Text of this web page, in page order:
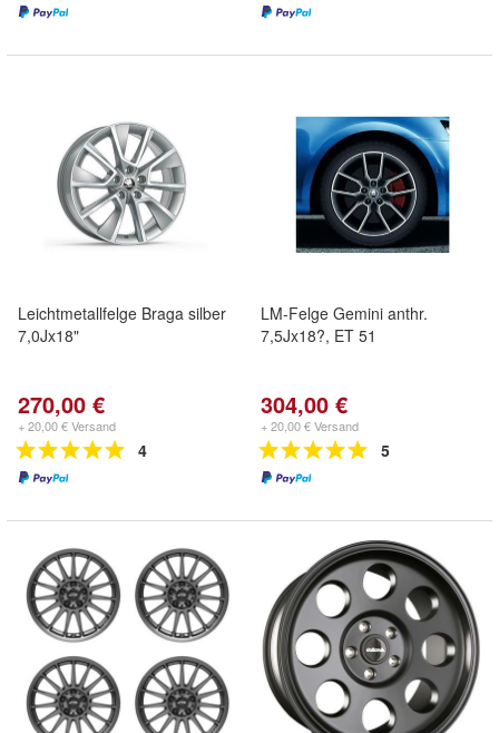
Leichtmetallfelge Braga silber
7,0Jx18"
270,00 €
+ 20,00 € Versand
4
LM-Felge Gemini anthr.
7,5Jx18?, ET 51
304,00 €
+ 20,00 € Versand
5